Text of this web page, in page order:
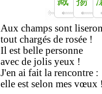
Aux champs sont
tout chargés de rosée !
Il est belle personne
avec de jolis yeux !
J'en ai fait la rencontre :
elle est selon mes vœux